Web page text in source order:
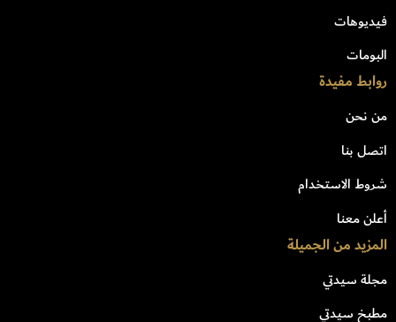
فيديوهات
البومات
روابط مفيدة
من نحن
اتصل بنا
شروط الاستخدام
أعلن معنا
المزيد من الجميلة
مجلة سيدتي
مطبخ سيدتي